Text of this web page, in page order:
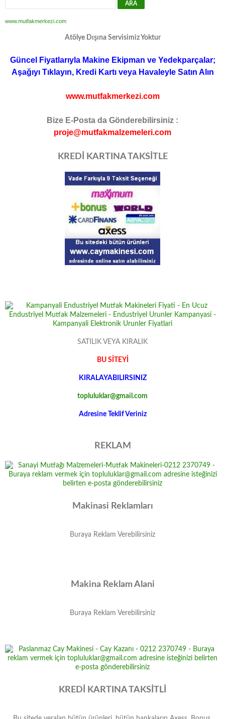
www.mutfakmerkezi.com
Atölye Dışına Servisimiz Yoktur
Güncel Fiyatlarıyla Makine Ekipman ve Yedekparçalar;
Aşağıyı Tıklayın, Kredi Kartı veya Havaleyle Satın Alın
www.mutfakmerkezi.com
Bize E-Posta da Gönderebilirsiniz :
proje@mutfakmalzemeleri.com
KREDİ KARTINA TAKSİTLE
SATILIK VEYA KIRALIK
BU SİTEYİ
KIRALAYABILIRSINIZ
topluluklar@gmail.com
Adresine Teklif Veriniz
REKLAM
Makinasi Reklamları
Buraya Reklam Verebilirsiniz
Makina Reklam Alani
Buraya Reklam Verebilirsiniz
KREDİ KARTINA TAKSİTLİ